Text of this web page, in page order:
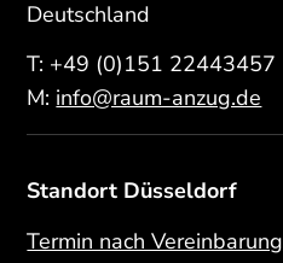
Deutschland
T: +49 (0)151 22443457
M: info@raum-anzug.de
Standort Düsseldorf
Termin nach Vereinbarung